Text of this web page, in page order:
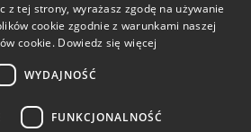
online
z tej strony, wyrażasz zgodę na używanie
cookie zgodnie z warunkami naszej
cookie. Dowiedz się więcej
WYDAJNOŚĆ
FUNKCJONALNOŚĆ